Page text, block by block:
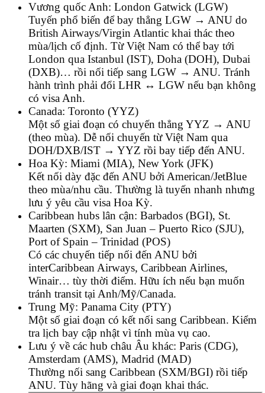
Vương quốc Anh: London Gatwick (LGW)
Tuyến phổ biến để bay thẳng LGW → ANU do
British Airways/Virgin Atlantic khai thác theo
mùa/lịch cố định. Từ Việt Nam có thể bay tới
London qua Istanbul (IST), Doha (DOH), Dubai
(DXB)… rồi nối tiếp sang LGW → ANU. Tránh
hành trình phải đổi LHR ↔ LGW nếu bạn không
có visa Anh.
Canada: Toronto (YYZ)
Một số giai đoạn có chuyến thẳng YYZ → ANU
(theo mùa). Dễ nối chuyến từ Việt Nam qua
DOH/DXB/IST → YYZ rồi bay tiếp đến ANU.
Hoa Kỳ: Miami (MIA), New York (JFK)
Kết nối dày đặc đến ANU bởi American/JetBlue
theo mùa/nhu cầu. Thường là tuyến nhanh nhưng
lưu ý yêu cầu visa Hoa Kỳ.
Caribbean hubs lân cận: Barbados (BGI), St.
Maarten (SXM), San Juan – Puerto Rico (SJU),
Port of Spain – Trinidad (POS)
Có các chuyến tiếp nối đến ANU bởi
interCaribbean Airways, Caribbean Airlines,
Winair… tùy thời điểm. Hữu ích nếu bạn muốn
tránh transit tại Anh/Mỹ/Canada.
Trung Mỹ: Panama City (PTY)
Một số giai đoạn có kết nối sang Caribbean. Kiểm
tra lịch bay cập nhật vì tính mùa vụ cao.
Lưu ý về các hub châu Âu khác: Paris (CDG),
Amsterdam (AMS), Madrid (MAD)
Thường nối sang Caribbean (SXM/BGI) rồi tiếp
ANU. Tùy hãng và giai đoạn khai thác.